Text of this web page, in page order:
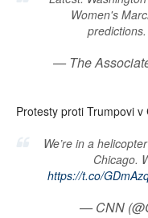
Women's
predictions.
— The
Protesty proti Trumpovi v
We’re in a
Chicago.
https://t.co/
— CNN